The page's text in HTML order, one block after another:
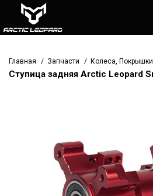
Главная Запчасти Колеса, Покрышки
Ступица задняя Arctic Leopard